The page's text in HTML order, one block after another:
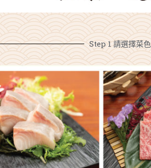
Step 1 請選擇菜色